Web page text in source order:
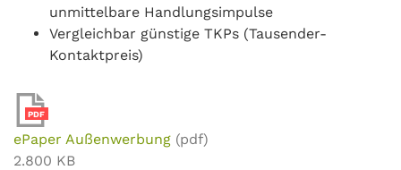
unmittelbare Handlungsimpulse
Vergleichbar günstige TKPs (Tausender-
Kontaktpreis)
PDF
ePaper Außenwerbung (pdf)
2.800 KB